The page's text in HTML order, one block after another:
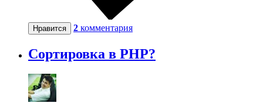
Нравится 2 комментария
Сортировка в PHP?